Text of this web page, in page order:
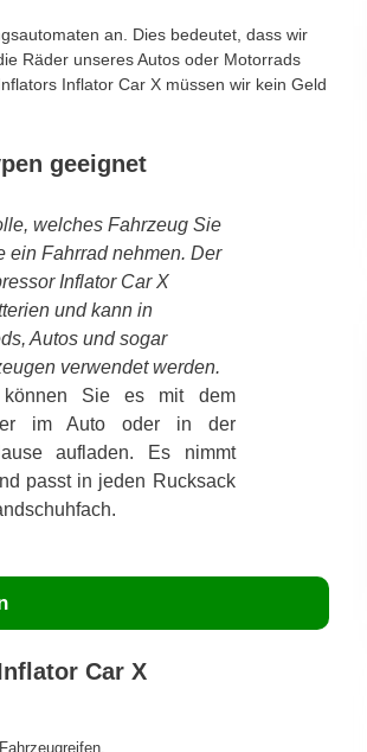
an. Dies bedeutet, dass wir
Räder unseres Autos oder Motorrads
Inflator Car X müssen wir kein Geld
geeignet
welches Fahrzeug Sie
ein Fahrrad nehmen. Der
Inflator Car X
und kann in
Autos und sogar
verwendet werden.
können Sie es mit dem
im Auto oder in der
aufladen. Es nimmt
passt in jeden Rucksack
Car X